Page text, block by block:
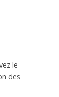
le
des